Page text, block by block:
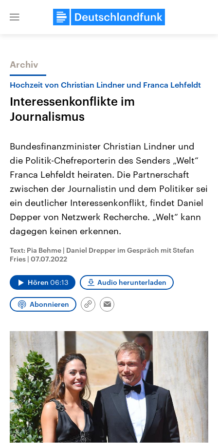
Close
Themen
Landtagswahl Sachsen-Anhalt
2026
Alle Informationen
Sachsen-Anhalt wählt am 6.
September 2026 einen neuen
Landtag. Seit 2021 wird das
Bundesland von einer Koalition aus
CDU, SPD und FDP regiert.-
Umfragen, Prognosen,
und Hintergründe zu den Parteien
und Kandidaten der anstehenden
Wahl.
USA
Aktuelle Beiträge,
Hintergründe
Wirtschaftlich und
gehören die Vereinigten
den mächtigsten Ländern
mit großem Einfluss auf
Sendungen Programm Podcasts
Archiv
Hochzeit von Christian Lindner und Franca Lehfeldt
Interessenkonflikte im
Journalismus
Bundesfinanzminister Christian Lindner und
die Politik-Chefreporterin des Senders „Welt“
Franca Lehfeldt heiraten. Die Partnerschaft
zwischen der Journalistin und dem Politiker sei
ein deutlicher Interessenkonflikt, findet Daniel
Depper von Netzwerk Recherche. „Welt“ kann
dagegen keinen erkennen.
Text: Pia Behme | Daniel Drepper im Gespräch mit Stefan
Fries | 07.07.2022
Hören 06:13 Audio herunterladen
Abonnieren
Link
Email